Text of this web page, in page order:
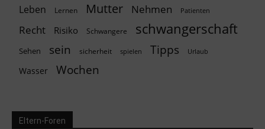
Leben Lernen Mutter Nehmen Patienten
Recht Risiko Schwangere schwangerschaft
Sehen sein sicherheit spielen Tipps Urlaub
Wasser Wochen
Eltern-Foren